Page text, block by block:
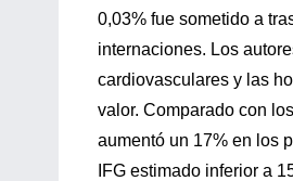
0,03% fue sometido a
internaciones. Los
cardiovasculares y las
valor. Comparado con
aumentó un 17% en los
IFG estimado inferior a